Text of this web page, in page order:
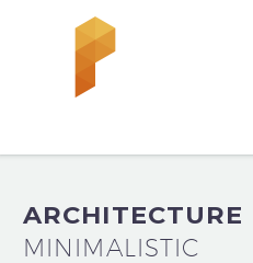
ARCHITECTURE
MINIMALISTIC